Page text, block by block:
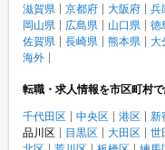
滋賀県
京都府 大阪府 兵
岡山県
広島県 山口県 徳
佐賀県
長崎県 熊本県 大
海外
転職・求人情報を市区町村
千代田区 中央区 港区 新
品川区
目黒区 大田区 世